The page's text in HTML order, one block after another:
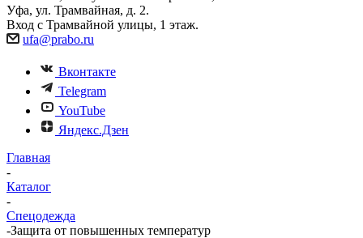
Уфа, ул. Трамвайная, д. 2.
Вход с Трамвайной улицы, 1 этаж.
ufa@prabo.ru
Вконтакте
Telegram
YouTube
Яндекс.Дзен
Главная
-
Каталог
-
Спецодежда
-Защита от повышенных температур